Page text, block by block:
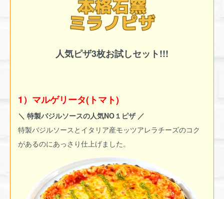
人気ピザ3枚お試しセット!!!
1）マルゲリータ(トマト)
＼ 特製バジルソースの人気NO１ピザ ／
特製バジルソースとイタリア産モッツアレラチーズのコク
があるのにあっさり仕上げました。